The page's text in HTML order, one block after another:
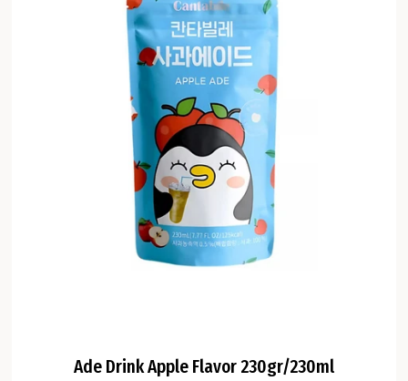
Ade Drink Apple Flavor 230gr/230ml